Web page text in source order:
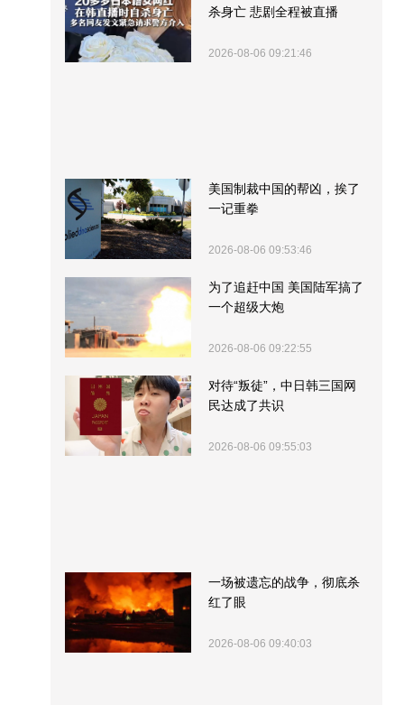
杀身亡 悲剧全程被直播
2026-08-06 09:21:46
美国制裁中国的帮凶，挨了
一记重拳
2026-08-06 09:53:46
为了追赶中国 美国陆军搞了
一个超级大炮
2026-08-06 09:22:55
对待“叛徒”，中日韩三国网
民达成了共识
2026-08-06 09:55:03
一场被遗忘的战争，彻底杀
红了眼
2026-08-06 09:40:03